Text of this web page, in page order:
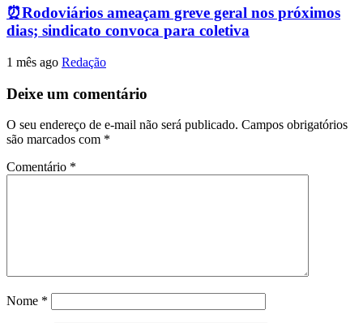
⏰Rodoviários ameaçam greve geral nos próximos
dias; sindicato convoca para coletiva
1 mês ago Redação
Deixe um comentário
O seu endereço de e-mail não será publicado. Campos obrigatórios
são marcados com *
Comentário *
Nome *